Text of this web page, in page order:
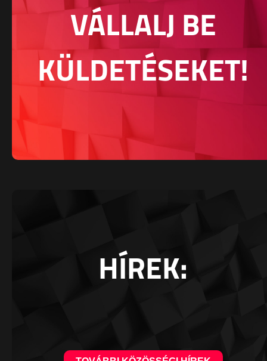
VÁLLALJ BE
KÜLDETÉSEKET!
HÍREK: